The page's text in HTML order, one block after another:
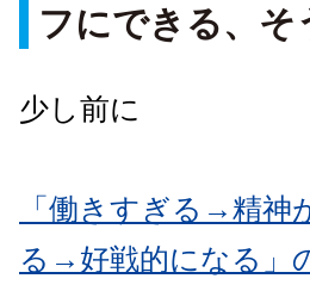
フにできる、そ
少し前に
「働きすぎる→精
る→好戦的になる」